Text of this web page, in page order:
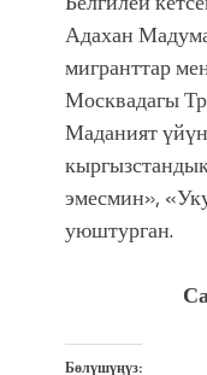
Адахан
мигранттар
Москвадагы
Маданият
эмесмин»,
уюштурган.
Бөлүшүңүз: